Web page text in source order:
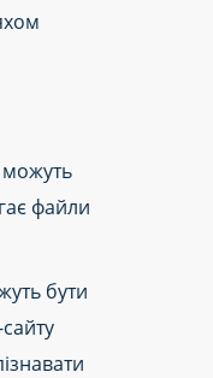
можуть
файли
бути